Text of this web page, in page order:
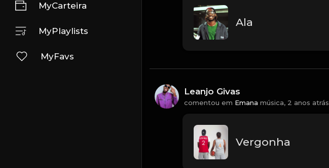
MyCarteira
MyPlaylists
MyFavs
Ala
Leanjo Givas
comentou em Emana música, 2 anos atrás
Vergonha